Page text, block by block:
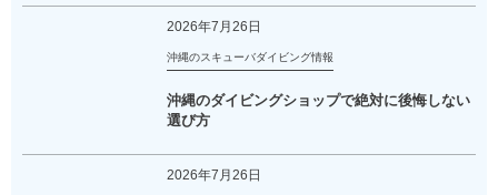
2026年7月26日
沖縄のスキューバダイビング情報
沖縄のダイビングショップで絶対に後悔しない
選び方
2026年7月26日